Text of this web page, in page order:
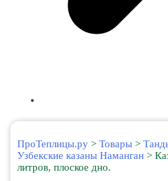
ПроТеплицы.ру > Товары >
Узбекские казаны Наманган >
литров, плоское дно.